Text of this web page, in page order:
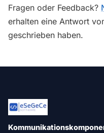
Fragen oder Feedback?
erhalten eine Antwort
geschrieben haben.